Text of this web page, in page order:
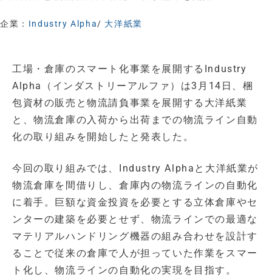
企業： Industry Alpha/ 大洋紙業
工場・倉庫のスマート化事業を展開するIndustry
Alpha（インダストリーアルファ）は3月14日、梱
包資材の販売と物流請負事業を展開する大洋紙業
と、物流倉庫の入荷から出荷までの物流ライン自動
化の取り組みを開始したと発表した。
今回の取り組みでは、Industry Alphaと大洋紙業が
物流倉庫を間借りし、倉庫内の物流ラインの自動化
に着手。巨額な資金投資を必要とする立体倉庫やセ
ンターの建築を必要とせず、物流ラインでの最適な
マテリアルハンドリング機器の組み合わせを設計す
ることで従来の倉庫で人が担っていた作業をスマー
ト化し、物流ラインの自動化の実現を目指す。